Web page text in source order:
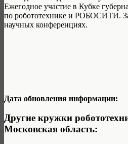
Ежегодное участие в Кубке
по робототехнике и РОБОСИТИ.
научных конференциях.
Дата обновления информации:
Другие кружки
Московская область: